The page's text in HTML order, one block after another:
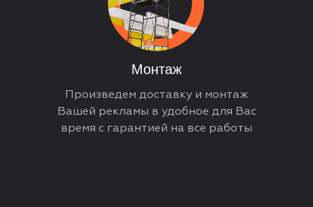
Произведем доставку и монтаж
Вашей рекламы в удобное для Вас
время с гарантией на все работы
Монтаж